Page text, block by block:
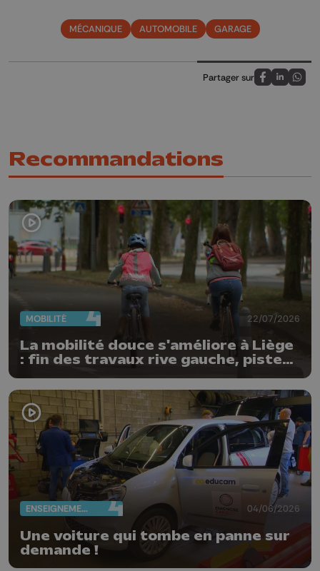
MÉCANIQUE AUTOMOBILE GARAGE
Partager sur
Partagez sur
Partagez
Recommandations
MOBILITÉ 22/07/2026
La mobilité douce s'améliore à Liège
: fin des travaux rive gauche, pistes
Guillemins...
ENSEIGNEMENT 04/06/2026
Une voiture qui tombe en panne sur
demande !